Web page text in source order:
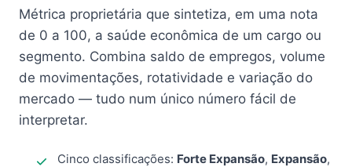
Métrica proprietária que sintetiza, em uma nota
de 0 a 100, a saúde econômica de um cargo ou
segmento. Combina saldo de empregos, volume
de movimentações, rotatividade e variação do
mercado — tudo num único número fácil de
interpretar.
Cinco classificações: Forte Expansão, Expansão,